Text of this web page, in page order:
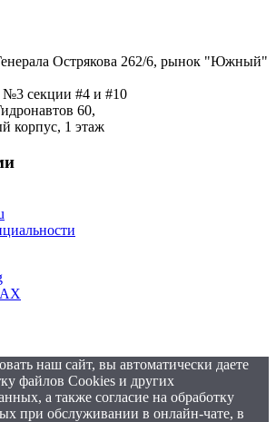
Острякова 262/6, рынок "Южный"
№3 секции #4 и #10
60,
1 этаж
наш сайт, вы автоматически даете
файлов Cookies и других
а также согласие на обработку
при обслуживании в онлайн-чате, в